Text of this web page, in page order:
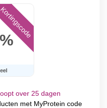
over 25 dagen
met MyProtein code